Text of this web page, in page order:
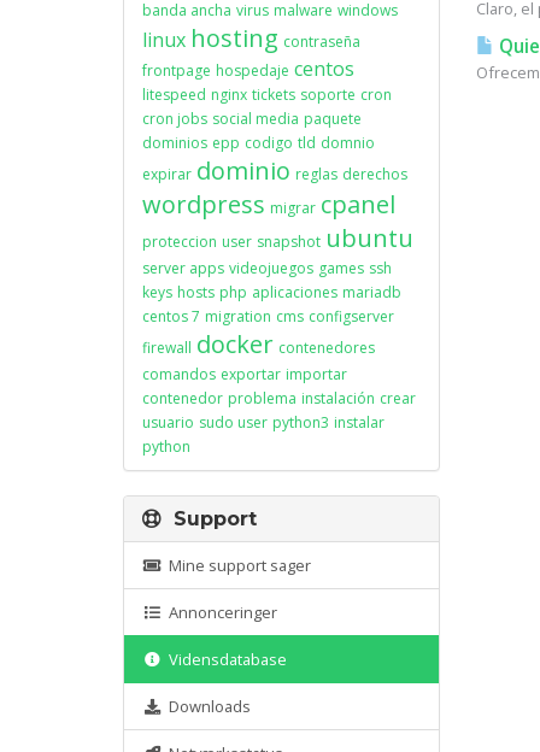
Claro,
banda ancha virus malware windows
linux hosting contraseña
frontpage hospedaje centos
litespeed nginx tickets soporte cron
cron jobs social media paquete
dominios epp codigo tld domnio
expirar dominio reglas derechos
wordpress migrar cpanel
proteccion user snapshot ubuntu
server apps videojuegos games ssh
keys hosts php aplicaciones mariadb
centos 7 migration cms configserver
firewall docker contenedores
comandos exportar importar
contenedor problema instalación crear
usuario sudo user python3 instalar
python
Support
Mine support sager
Annonceringer
Vidensdatabase
Downloads